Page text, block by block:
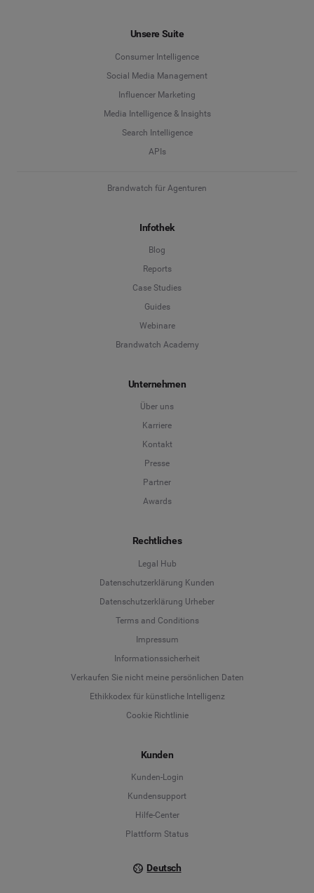
Unsere Suite
Consumer Intelligence
Social Media Management
Influencer Marketing
Media Intelligence & Insights
Search Intelligence
APIs
Brandwatch für Agenturen
Infothek
Blog
Reports
Case Studies
Guides
Webinare
Brandwatch Academy
Unternehmen
Über uns
Karriere
Kontakt
Presse
Partner
Awards
Rechtliches
Legal Hub
Datenschutzerklärung Kunden
Datenschutzerklärung Urheber
Terms and Conditions
Impressum
Informationssicherheit
Verkaufen Sie nicht meine persönlichen Daten
Ethikkodex für künstliche Intelligenz
Cookie Richtlinie
Kunden
Kunden-Login
Kundensupport
Hilfe-Center
Plattform Status
Deutsch
Deutsch
English